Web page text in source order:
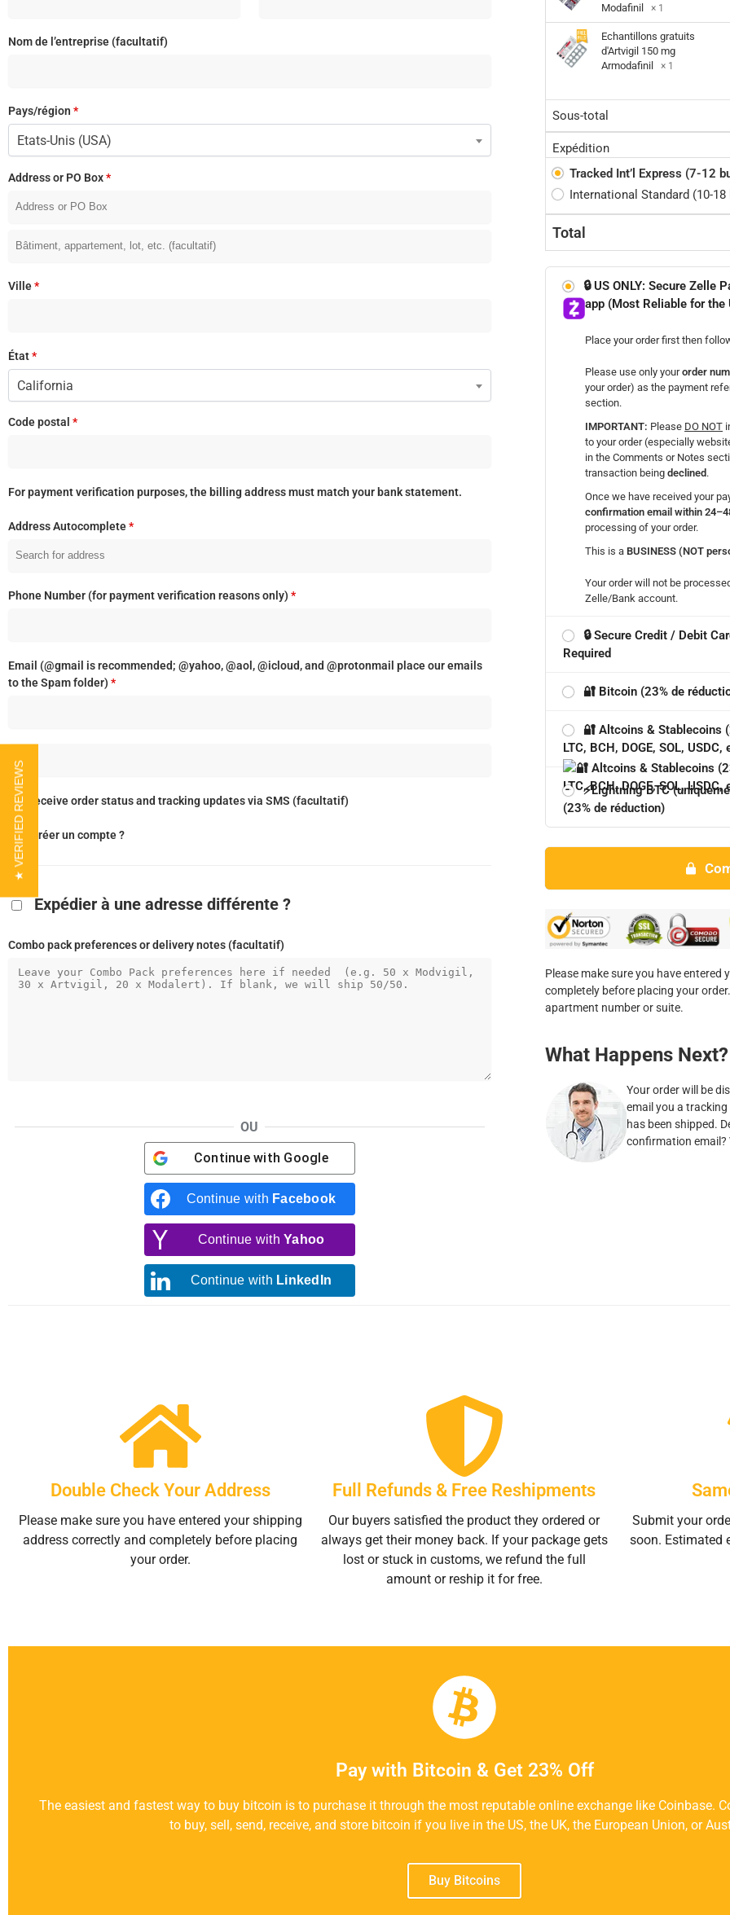
Nom de l’entreprise (facultatif)
Pays/région *
Etats-Unis (USA)
Address or PO Box*
Ville*
État*
California
Code postal *
For payment verification purposes, the billing address must match your bank statement.
Address Autocomplete*
Phone Number (for payment verification reasons only) *
Email (@gmail is recommended; @yahoo, @aol, @icloud, and @protonmail place our emails
to the Spam folder) *
Receive order status and tracking updates via SMS (facultatif)
Créer un compte ?
Expédier à une adresse différente ?
Combo pack preferences or delivery notes (facultatif)
OU
Continue with Google
Continue with Facebook
Continue withYahoo
Continue with LinkedIn
Modafinil × 1
Echantillons gratuits
d'Artvigil 150 mg
Armodafinil × 1
Sous-total
Expédition
Tracked Int’l Express (7-12
International Standard (10-
Total
🔒 US ONLY: Secure Zelle
app (Most Reliable for the
Place your order first then
Please use only yourorder
your order) as the payment
section.
IMPORTANT: Please DO NOT
to your order (especially
in the Comments or Notes
transaction beingdeclined .
Once we have received your
confirmation email within
processing of your order.
This is aBUSINESS (NOT
Your order will not be
Zelle/Bank account.
🔒 Secure Credit / Debit
Required
🔐 Bitcoin (23% de
🔐 Altcoins & Stablecoins
LTC, BCH, DOGE, SOL,
⚡Lightning BTC
(23% de réduction)
Please make sure you have
completely before placing your
apartment number or suite.
What Happens Next?
Your order will be
email you a
has been shipped.
confirmation email?
Double Check Your Address
Please make sure you have entered your shipping
address correctly and completely before placing
your order.
Full Refunds & Free Reshipments
Our buyers satisfied the product they ordered or
always get their money back. If your package gets
lost or stuck in customs, we refund the full
amount or reship it for free.
Submit your
soon. Estimated
Pay with Bitcoin & Get 23% Off
The easiest and fastest way to buy bitcoin is to purchase it through the most reputable online exchange like Coinbase.
to buy, sell, send, receive, and store bitcoin if you live in the US, the UK, the European Union, or
Buy Bitcoins
★ VERIFIED REVIEWS